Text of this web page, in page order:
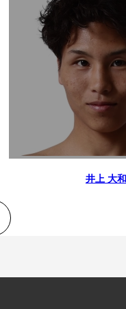
井上 大和